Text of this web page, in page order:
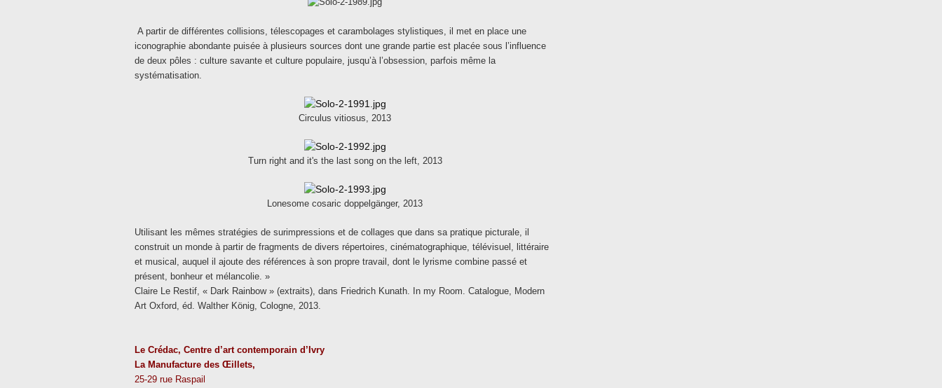
A partir de différentes collisions, télescopages et carambolages stylistiques, il met en place une
iconographie abondante puisée à plusieurs sources dont une grande partie est placée sous l’influence
de deux pôles : culture savante et culture populaire, jusqu’à l’obsession, parfois même la
systématisation.
Circulus vitiosus, 2013
Turn right and it's the last song on the left, 2013
Lonesome cosaric doppelgänger, 2013
Utilisant les mêmes stratégies de surimpressions et de collages que dans sa pratique picturale, il
construit un monde à partir de fragments de divers répertoires, cinématographique, télévisuel, littéraire
et musical, auquel il ajoute des références à son propre travail, dont le lyrisme combine passé et
présent, bonheur et mélancolie. »
Claire Le Restif, « Dark Rainbow » (extraits), dans Friedrich Kunath.
In my Room. Catalogue, Modern
Art Oxford, éd. Walther König, Cologne, 2013.
Le Crédac, Centre d’art contemporain d’Ivry
La Manufacture des Œillets,
25-29 rue Raspail